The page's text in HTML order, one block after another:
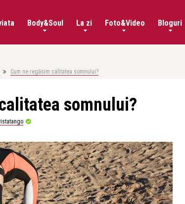
Body&Soul La zi Foto&Video Bloguri
Cum ne regăsim calitatea somnului?
somnului?